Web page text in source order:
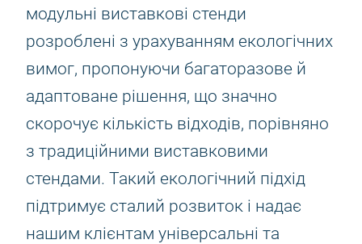
модульні виставкові стенди
розроблені з урахуванням екологічних
вимог, пропонуючи багаторазове й
адаптоване рішення, що значно
скорочує кількість відходів, порівняно
з традиційними виставковими
стендами. Такий екологічний підхід
підтримує сталий розвиток і надає
нашим клієнтам універсальні та